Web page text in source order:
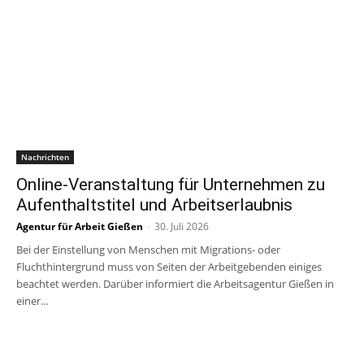
Nachrichten
Online-Veranstaltung für Unternehmen zu
Aufenthaltstitel und Arbeitserlaubnis
Agentur für Arbeit Gießen - 30. Juli 2026
Bei der Einstellung von Menschen mit Migrations- oder
Fluchthintergrund muss von Seiten der Arbeitgebenden einiges
beachtet werden. Darüber informiert die Arbeitsagentur Gießen in
einer...